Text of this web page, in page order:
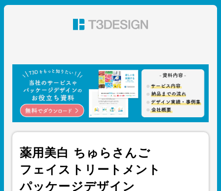
ン 株式会社T3デザイン
薬用美白 ちゅらさんご
フェイストリートメント
パッケージデザイン